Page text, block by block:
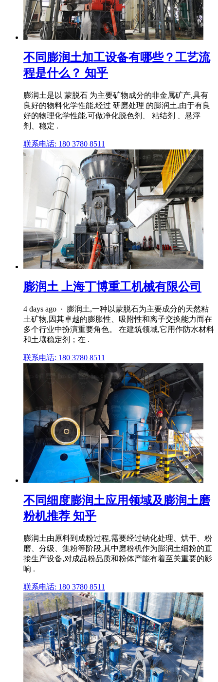
不同膨润土加工设备有哪些？工艺流
程是什么？ 知乎
膨润土是以 蒙脱石 为主要矿物成分的非金属矿产,具有
良好的物料化学性能,经过 研磨处理 的膨润土,由于有良
好的物理化学性能,可做净化脱色剂、 粘结剂 、悬浮
剂、稳定 .
联系电话: 180 3780 8511
膨润土 上海丁博重工机械有限公司
4 days ago · 膨润土,一种以蒙脱石为主要成分的天然粘
土矿物,因其卓越的膨胀性、吸附性和离子交换能力而在
多个行业中扮演重要角色。 在建筑领域,它用作防水材料
和土壤稳定剂；在 .
联系电话: 180 3780 8511
不同细度膨润土应用领域及膨润土磨
粉机推荐 知乎
膨润土由原料到成粉过程,需要经过钠化处理、烘干、粉
磨、分级、集粉等阶段,其中磨粉机作为膨润土细粉的直
接生产设备,对成品粉品质和粉体产能有着至关重要的影
响 .
联系电话: 180 3780 8511